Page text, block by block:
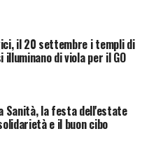
il 20 settembre i templi di
illuminano di viola per il GO
Sanità, la festa dell'estate
e il buon cibo